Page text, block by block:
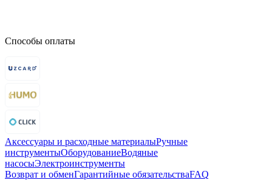
Способы оплаты
Аксессуары и расходные материалыРучные
инструментыОборудованиеВодяные
насосыЭлектроинструменты
Возврат и обменГарантийные обязательстваFAQ